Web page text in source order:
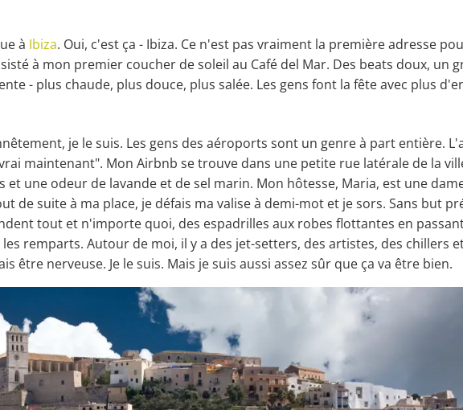
à Ibiza. Oui, c'est ça - Ibiza. Ce n'est pas vraiment la première adresse
à mon premier coucher de soleil au Café del Mar. Des beats doux, un
- plus chaude, plus douce, plus salée. Les gens font la fête avec plus
je le suis. Les gens des aéroports sont un genre à part entière.
maintenant". Mon Airbnb se trouve dans une petite rue latérale de la
une odeur de lavande et de sel marin. Mon hôtesse, Maria, est une
de suite à ma place, je défais ma valise à demi-mot et je sors. Sans but
tout et n'importe quoi, des espadrilles aux robes flottantes en
remparts. Autour de moi, il y a des jet-setters, des artistes, des chillers
être nerveuse. Je le suis. Mais je suis aussi assez sûr que ça va être bien.